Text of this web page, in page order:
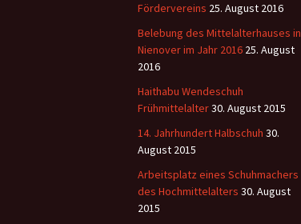
Fördervereins 25. August 2016
Belebung des Mittelalterhauses in
Nienover im Jahr 2016 25. August
2016
Haithabu Wendeschuh
Frühmittelalter30. August 2015
14. Jahrhundert Halbschuh 30.
August 2015
Arbeitsplatz eines Schuhmachers
des Hochmittelalters 30. August
2015